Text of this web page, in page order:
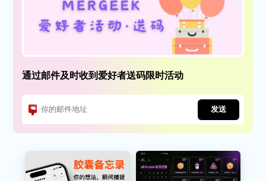
通过邮件及时收到爱好者送码限时活动
发送